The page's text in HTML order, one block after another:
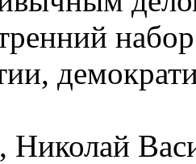
набор
Николай